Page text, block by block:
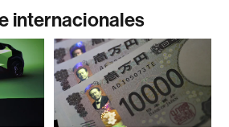
internacionales